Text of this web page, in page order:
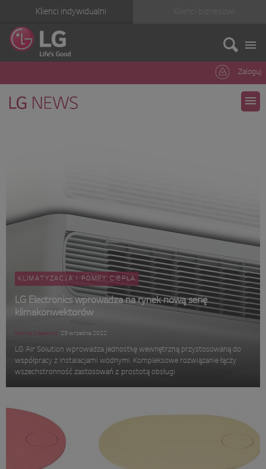
Klienci indywidualni
Zaloguj
KLIMATYZACJA I POMPY CIEPŁA
LG Electronics wprowadza na rynek nową serię
klimakonwektorów
Monika Siejewicz 29 września 2022
LG Air Solution wprowadza jednostkę wewnętrzną przystosowaną do
współpracy z instalacjami wodnymi. Kompleksowe rozwiązanie łączy
wszechstronność zastosowań z prostotą obsługi